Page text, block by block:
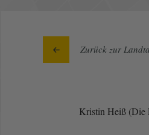
Zurück zur
Kristin Heiß (Die